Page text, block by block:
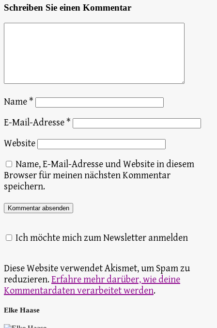
Schreiben Sie einen Kommentar
Name*
E-Mail-Adresse*
Website
Name, E-Mail-Adresse und Website in diesem
Browser für meinen nächsten Kommentar
speichern.
Ich möchte mich zum Newsletter anmelden
Diese Website verwendet Akismet, um Spam zu
reduzieren.Erfahre mehr darüber, wie deine
Kommentardaten verarbeitet werden.
Elke Haase